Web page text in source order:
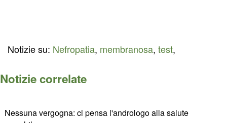
Notizie su: Nefropatia, membranosa, test,
Notizie correlate
Nessuna vergogna: ci pensa l'andrologo alla salute